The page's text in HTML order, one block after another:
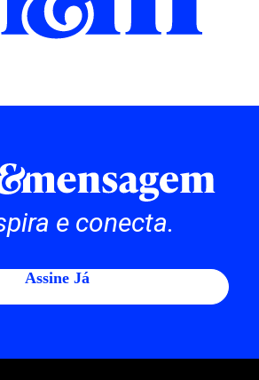
e conecta.
Assine Já